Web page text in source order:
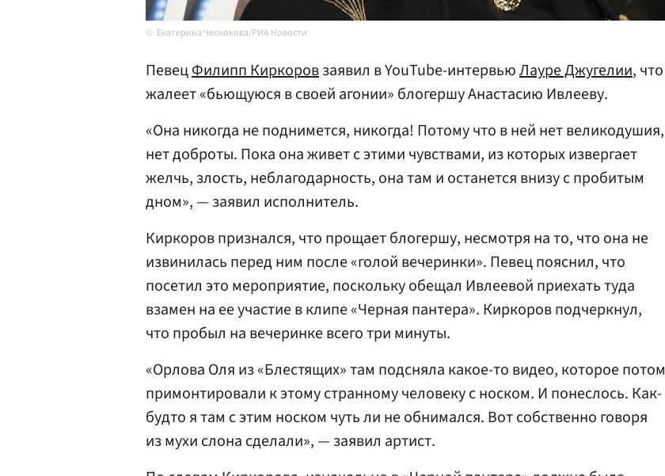
Екатерина Чеснокова/РИА Новости
ПевецФилипп Киркоровзаявил в YouTube-интервьюЛауре Джугелии, что
жалеет «бьющуюся в своей агонии» блогершу Анастасию Ивлееву.
«Она никогда не поднимется, никогда! Потому что в ней нет великодушия,
нет доброты. Пока она живет с этими чувствами, из которых извергает
желчь, злость, неблагодарность, она там и останется внизу с пробитым
дном», — заявил исполнитель.
Киркоров признался, что прощает блогершу, несмотря на то, что она не
извинилась перед ним после «голой вечеринки». Певец пояснил, что
посетил это мероприятие, поскольку обещал Ивлеевой приехать туда
взамен на ее участие в клипе «Черная пантера». Киркоров подчеркнул,
что пробыл на вечеринке всего три минуты.
«Орлова Оля из «Блестящих» там подсняла какое-то видео, которое потом
примонтировали к этому странному человеку с носком. И понеслось. Как-
будто я там с этим носком чуть ли не обнимался. Вот собственно говоря
из мухи слона сделали», — заявил артист.